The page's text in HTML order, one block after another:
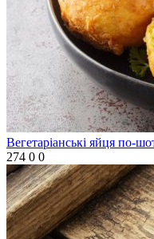
Вегетаріанські яйця по-
274 0 0